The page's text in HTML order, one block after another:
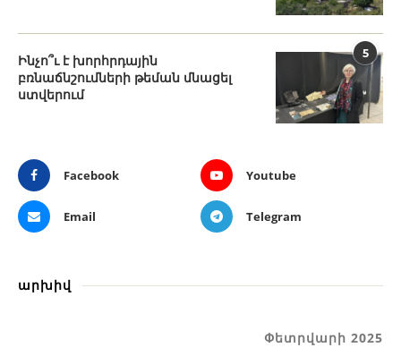
5
Ինչո՞ւ է խորհրդային
բռնաճնշումների թեման մնացել
ստվերում
Facebook Youtube
Email Telegram
արխիվ
Փետրվարի 2025